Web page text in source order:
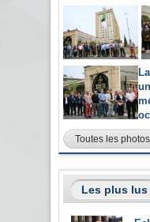
Toutes les photos
Les plus lus